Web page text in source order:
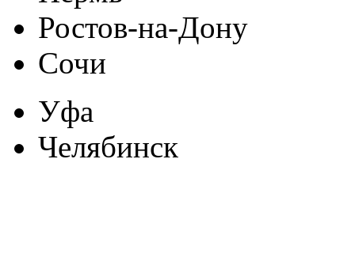
Ростов-на-Дону
Сочи
Уфа
Челябинск